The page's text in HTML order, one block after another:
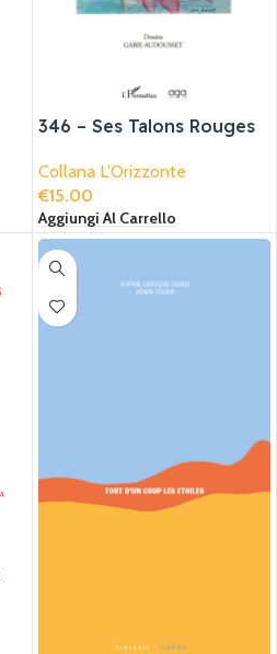
346 – Ses Talons Rouges
Reflets De Peur Et
D’amour
Collana L'Orizzonte
€15.00
Aggiungi Al Carrello